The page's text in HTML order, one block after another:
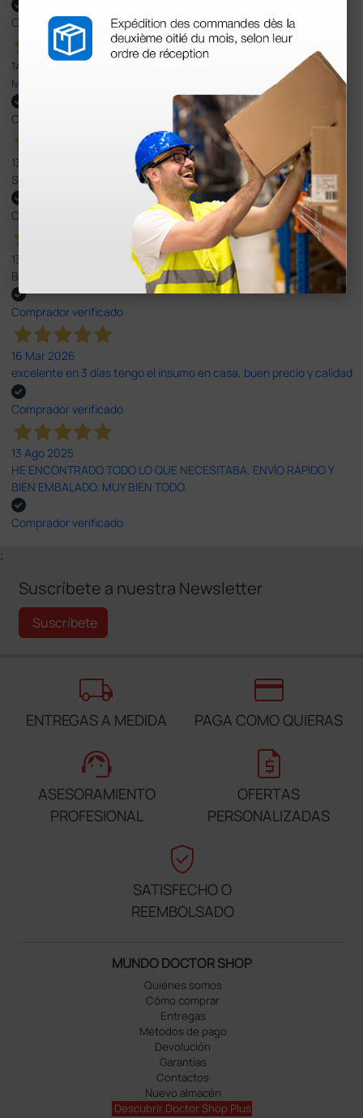
Comprador verificado
14 Abr 2026
Muy buena. Excelente trato, disposición y rapidez
Comprador verificado
13 Abr 2026
Son muy serios y puntuales. El material siempre llega muy bien¡¡¡
Comprador verificado
13 Abr 2026
Buen producto y envío rápido y bien presentado
Comprador verificado
16 Mar 2026
excelente en 3 días tengo el insumo en casa, buen precio y calidad
Comprador verificado
13 Ago 2025
HE ENCONTRADO TODO LO QUE NECESITABA. ENVÍO RÁPIDO Y
BIEN EMBALADO. MUY BIEN TODO.
Comprador verificado
;
Suscríbete a nuestra Newsletter
Suscríbete
local_shipping
ENTREGAS A MEDIDA
credit_card
PAGA COMO QUIERAS
support_agent
ASESORAMIENTO
PROFESIONAL
request_quote
OFERTAS
PERSONALIZADAS
verified_user
SATISFECHO O
REEMBOLSADO
MUNDO DOCTOR SHOP
Quiénes somos
Cómo comprar
Entregas
Métodos de pago
Devolución
Garantías
Contactos
Nuevo almacén
Descubrir Doctor Shop Plus